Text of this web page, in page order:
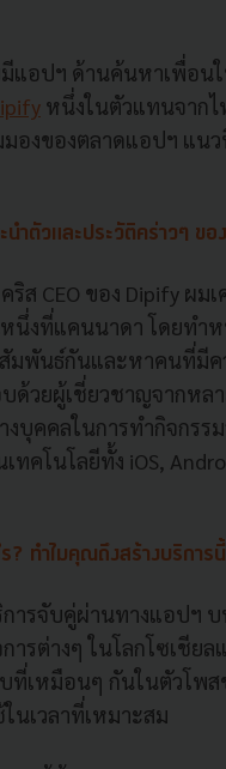
มีแอปฯ ด้านค้นหาเพื่อน
หนึ่งในตัวแทนจาก
องของตลาดแอปฯ แนว
นำตัวและประวัติคร่าวๆ ข
ริส CEO ของ Dipify ผม
นึ่งที่แคนนาดา โดยทำ
มพันธ์กันและหาคนที่มีค
ด้วยผู้เชี่ยวชาญจากหล
งบุคคลในการทำกิจกร
ทคโนโลยีทั้ง iOS,
? ทำไมคุณถึงสร้างบริการ
การจับคู่ผ่านทางแอปฯ
ารต่างๆ ในโลกโซเชีย
เหมือนๆ กันในตัวโพส
นเวลาที่เหมาะสม